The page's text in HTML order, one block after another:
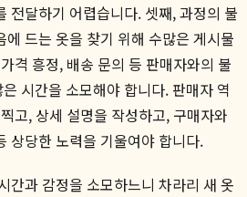
전달하기 어렵습니다. 셋째, 과정의 불
드는 옷을 찾기 위해 수많은 게시물
격 흥정, 배송 문의 등 판매자와의 불
시간을 소모해야 합니다. 판매자 역
고, 상세 설명을 작성하고, 구매자와
상당한 노력을 기울여야 합니다.
간과 감정을 소모하느니 차라리 새 옷